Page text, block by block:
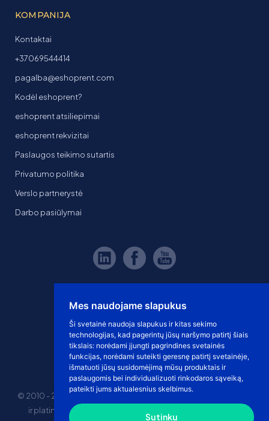
Mes naudojame slapukus
Ši svetainė naudoja slapukus ir kitas sekimo
technologijas, kad pagerintų jūsų naršymo patirtį šiais
tikslais: norėdami įjungti pagrindines svetainės
funkcijas, norėdami suteikti geresnę patirtį svetainėje,
išmatuoti jūsų susidomėjimą mūsų produktais ir
paslaugomis bei individualizuoti rinkodaros sąveiką,
pateikti jums aktualesnius skelbimus.
Sutinku
KOMPANIJA
Kontaktai
+37069544414
pagalba@eshoprent.com
Kodėl eshoprent?
eshoprent atsiliepimai
eshoprent rekvizitai
Paslaugos teikimo sutartis
Privatumo politika
Verslo partnerystė
Darbo pasiūlymai
© 2010 - 2026 eshoprent prekinis ženklas saugomas. Kopijuoti
ir platinti svetainės turinį be sutikimo griežtai draudžiama.